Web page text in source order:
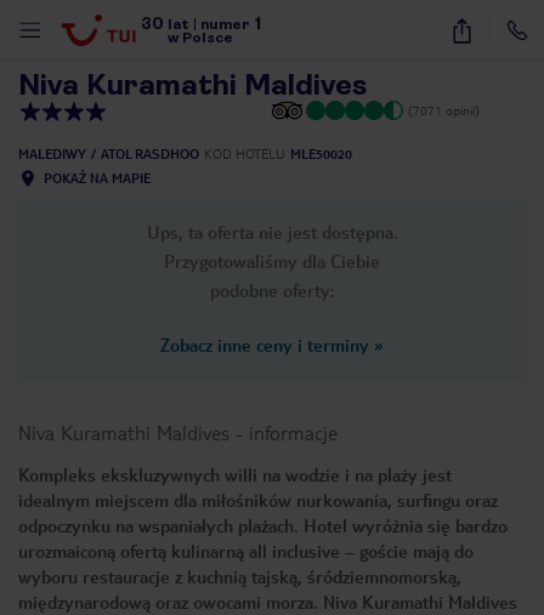
30 lat numer 1
w Polsce
49
Niva Kuramathi Maldives
(7071 opinii)
MALEDIWY ATOL RASDHOO KOD HOTELU MLE50020
POKAŻ NA MAPIE
Ups, ta oferta nie jest dostępna.
Przygotowaliśmy dla Ciebie
podobne oferty:
Zobacz inne ceny i terminy »
Niva Kuramathi Maldives - informacje
Kompleks ekskluzywnych willi na wodzie i na plaży jest
idealnym miejscem dla miłośników nurkowania, surfingu oraz
odpoczynku na wspaniałych plażach. Hotel wyróżnia się bardzo
urozmaiconą ofertą kulinarną all inclusive – goście mają do
wyboru restauracje z kuchnią tajską, śródziemnomorską,
międzynarodową oraz owocami morza. Niva Kuramathi Maldives